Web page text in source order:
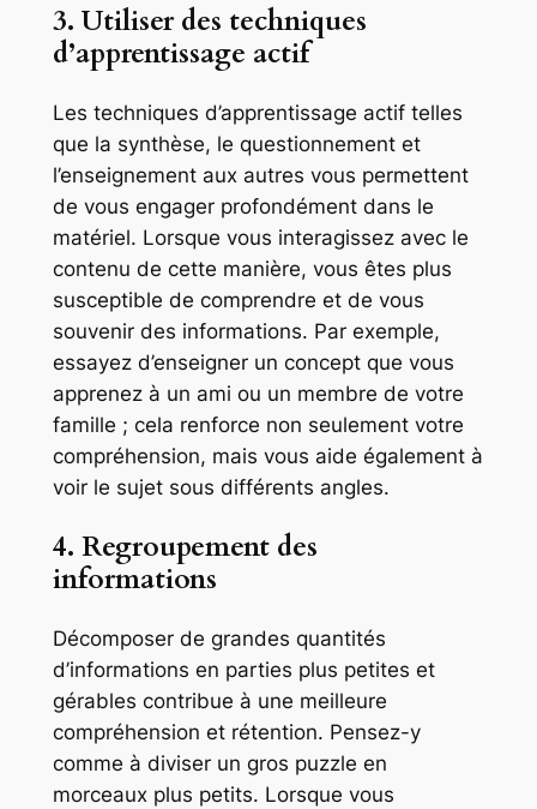
3. Utiliser des techniques
d’apprentissage actif
Les techniques d’apprentissage actif telles
que la synthèse, le questionnement et
l’enseignement aux autres vous permettent
de vous engager profondément dans le
matériel. Lorsque vous interagissez avec le
contenu de cette manière, vous êtes plus
susceptible de comprendre et de vous
souvenir des informations. Par exemple,
essayez d’enseigner un concept que vous
apprenez à un ami ou un membre de votre
famille ; cela renforce non seulement votre
compréhension, mais vous aide également à
voir le sujet sous différents angles.
4. Regroupement des
informations
Décomposer de grandes quantités
d’informations en parties plus petites et
gérables contribue à une meilleure
compréhension et rétention. Pensez-y
comme à diviser un gros puzzle en
morceaux plus petits. Lorsque vous